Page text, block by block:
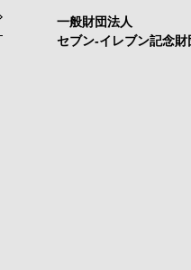
一般財団法人
セブン-イレブン記念財